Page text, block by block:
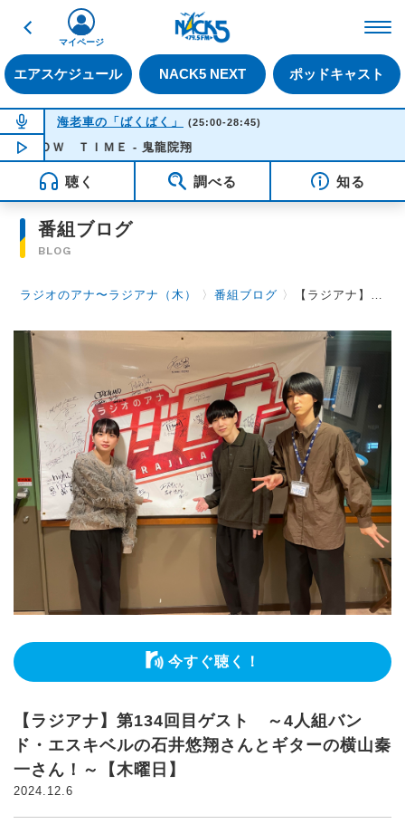
戻る
エアスケジュール NACK5 NEXT ポッドキャスト
マイページ
NOW ON AIR
海老車の「ばくばく」 (25:00-28:45)
NOW PLAYING 04:11
Ｗ ＴＩＭＥ - 鬼龍院翔
聴く 調べる 知る
番組ブログ
BLOG
ラジオのアナ〜ラジアナ（木） 〉番組ブログ 〉 【ラジアナ】第134回目ゲスト ～4人組バンド・エスキベルの石井悠翔さんとギターの横山秦一さん！～【木曜日】
今すぐ聴く！
【ラジアナ】第134回目ゲスト ～4人組バン
ド・エスキベルの石井悠翔さんとギターの横山秦
一さん！～【木曜日】
2024.12.6